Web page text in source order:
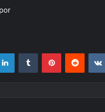
LinkedInTumblr PinterestReddit